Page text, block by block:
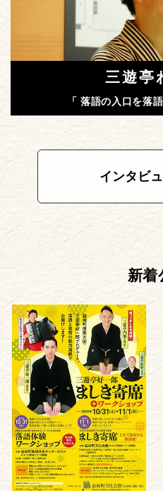
三遊亭
「 落語の入口を落
インタビ
新着